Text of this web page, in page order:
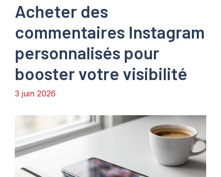
Acheter des
commentaires Instagram
personnalisés pour
booster votre visibilité
3 juin 2026